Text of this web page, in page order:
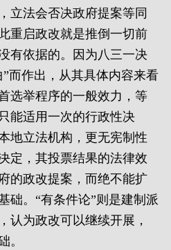
立法会否决政府提案等同
重启政改就是推倒一切前
有依据的。因为八三一决
而作出，从其具体内容来看
选举程序的一般效力，等
能适用一次的行政性决
地立法机构，更无宪制性
定，其投票结果的法律效
的政改提案，而绝不能扩
础。“有条件论”则是建制派
认为政改可以继续开展，
。